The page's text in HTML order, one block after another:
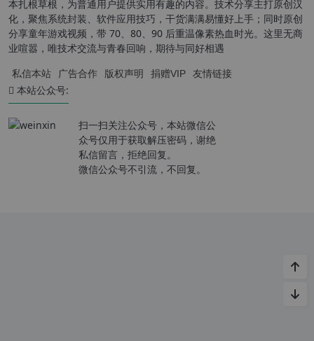
本扎根草根，为普通用户提供实用有趣的内容。技术分享主打原创汉
化，聚焦系统封装、软件应用技巧，干货满满易懂好上手；同时原创
分享童年游戏视频，带 70、80、90 后重温像素热血时光。这里无商
业喧嚣，唯技术交流与青春回响，期待与同好相遇
私信本站 广告合作 版权声明 捐赠VIP 友情链接
本站公众号:
扫一扫关注公众号，本站微信公
众号仅用于获取解压密码，谢绝
私信留言，拒绝回复。
微信公众号不引流，不回复。